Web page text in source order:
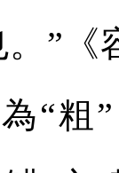
”
“粗 ”